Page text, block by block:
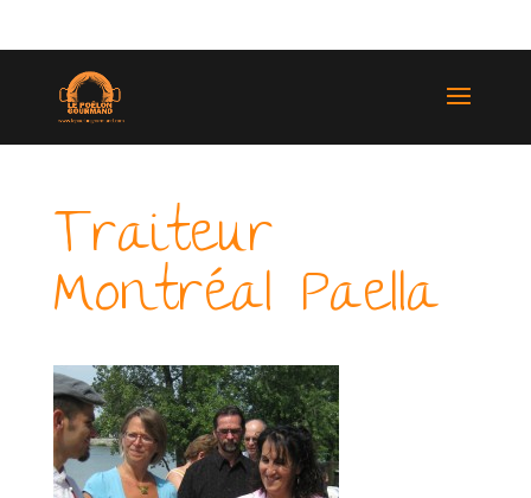
Traiteur
Montréal Paella